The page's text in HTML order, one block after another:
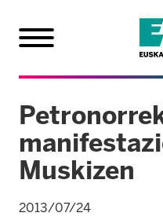
Muskizen
2013/07/24